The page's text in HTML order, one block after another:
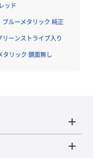
ッド
ルーメタリック 純正
ーンストライプ入り
タリック 鏡面無し